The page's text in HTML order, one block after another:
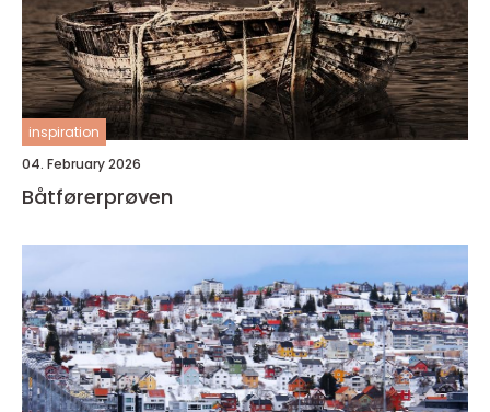
inspiration
04. February 2026
Båtførerprøven